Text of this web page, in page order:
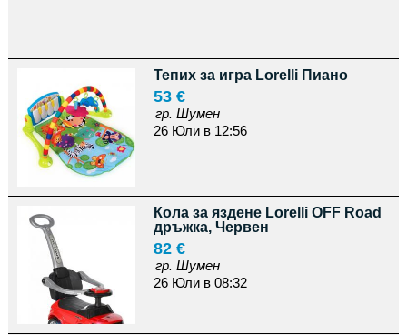
Тепих за игра Lorelli Пиано
53 €
гр. Шумен
26 Юли в 12:56
Кола за яздене Lorelli OFF Road
дръжка, Червен
82 €
гр. Шумен
26 Юли в 08:32